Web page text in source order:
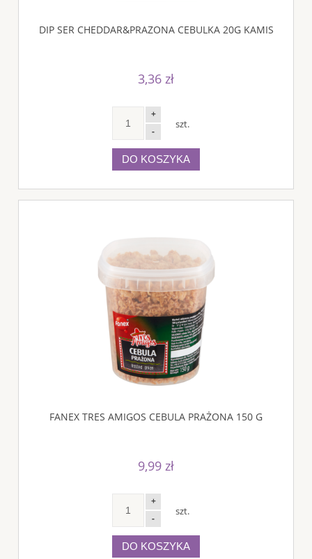
DIP SER CHEDDAR&PRAZONA CEBULKA 20G KAMIS
3,36 zł
+
-
szt.
DO KOSZYKA
FANEX TRES AMIGOS CEBULA PRAŻONA 150 G
9,99 zł
+
-
szt.
DO KOSZYKA